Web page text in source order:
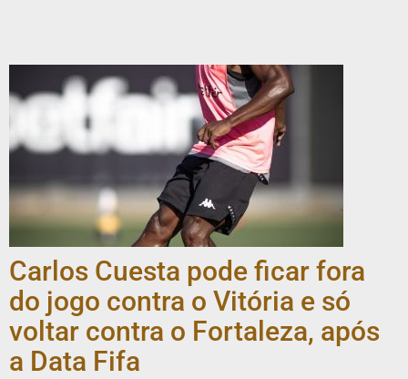
Carlos Cuesta pode ficar fora
do jogo contra o Vitória e só
voltar contra o Fortaleza, após
a Data Fifa